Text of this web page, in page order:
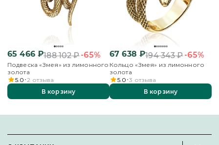
65 466₽188 102₽-65%
Подвеска «Змея» из лимонного
золота
5.0 2 отзыва
В корзину
67 638 ₽194 343₽-65%
Кольцо «Змея» из лимонного
золота
5.0 3 отзыва
В корзину